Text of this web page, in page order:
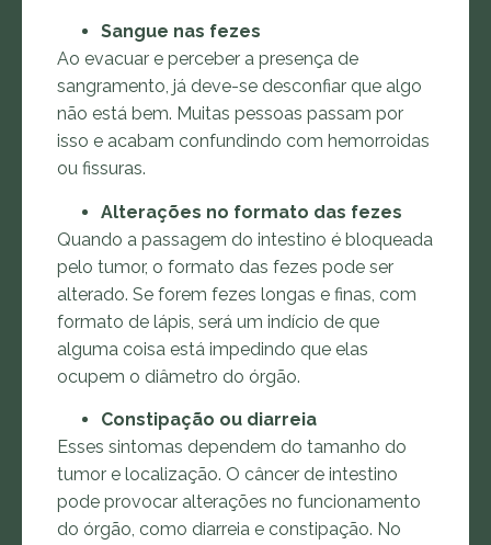
Sangue nas fezes
Ao evacuar e perceber a presença de
sangramento, já deve-se desconfiar que algo
não está bem. Muitas pessoas passam por
isso e acabam confundindo com hemorroidas
ou fissuras.
Alterações no formato das fezes
Quando a passagem do intestino é bloqueada
pelo tumor, o formato das fezes pode ser
alterado. Se forem fezes longas e finas, com
formato de lápis, será um indício de que
alguma coisa está impedindo que elas
ocupem o diâmetro do órgão.
Constipação ou diarreia
Esses sintomas dependem do tamanho do
tumor e localização. O câncer de intestino
pode provocar alterações no funcionamento
do órgão, como diarreia e constipação. No